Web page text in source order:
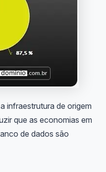
infraestrutura de origem
que as economias em
de dados são